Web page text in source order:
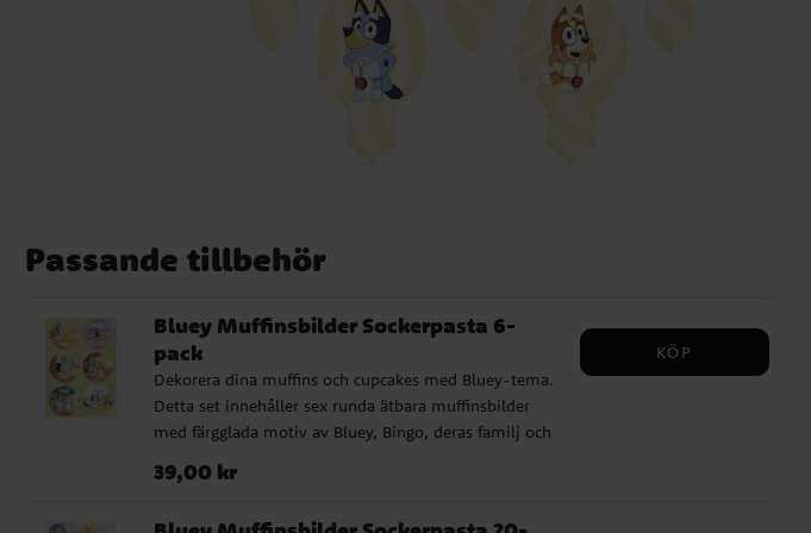
Passande tillbehör
Bluey Muffinsbilder Sockerpasta 6-
pack
Dekorera dina muffins och cupcakes med Bluey-tema.
Detta set innehåller sex runda ätbara muffinsbilder
med färgglada motiv av Bluey, Bingo, deras familj och
touch till alla barnkalas och temafester. Varje bild har
Pris :39,00 kr
39,00 kr
KÖP